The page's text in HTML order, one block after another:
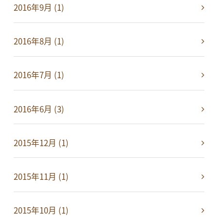
2016年9月 (1)
2016年8月 (1)
2016年7月 (1)
2016年6月 (3)
2015年12月 (1)
2015年11月 (1)
2015年10月 (1)